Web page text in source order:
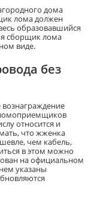
дома
лома должен
образовавшийся
сборщик лома
виде.
без
относится и
что жженка
чем кабель,
в этом можно
на официальном
указаны